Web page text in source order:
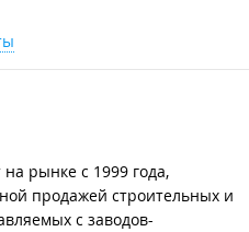
рынке с 1999 года,
продажей строительных и
с заводов-